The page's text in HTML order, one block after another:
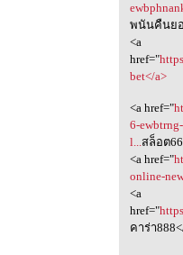
พนันคืนยอ
<a
href="
bet</a>
<a href="
6-
l... สล็อต
<a href="
online-
<a
href="
คาร่า